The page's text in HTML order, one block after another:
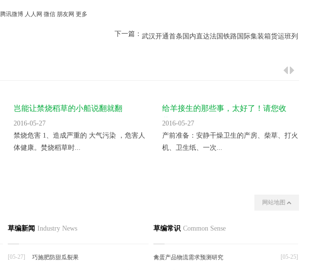
腾讯微博 人人网 微信 朋友网 更多
下一篇： 武汉开通首条国内直达法国铁路国际集装箱货运班列
岂能让禁烧稻草的小船说翻就翻
2016-05-27
禁烧危害 1、造成严重的 大气污染 ，危害人
体健康。焚烧稻草时...
给羊接生的那些事，太好了！请您收
藏！
2016-05-27
产前准备：安静干燥卫生的产房、柴草、打火
机、卫生纸、一次...
网站地图
草编新闻 Industry News
[05-27] 巧施肥防甜瓜裂果
草编常识 Common Sense
[05-25]
禽蛋产品物流需求预测研究